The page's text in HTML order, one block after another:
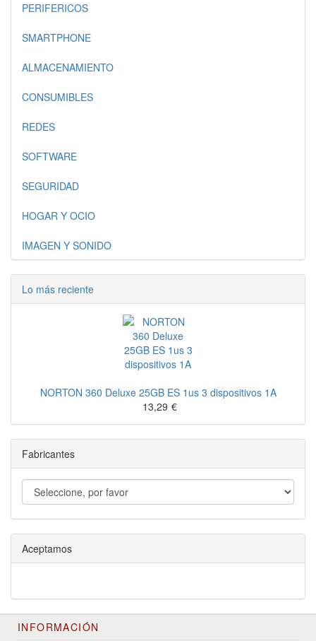
PERIFERICOS
SMARTPHONE
ALMACENAMIENTO
CONSUMIBLES
REDES
SOFTWARE
SEGURIDAD
HOGAR Y OCIO
IMAGEN Y SONIDO
Lo más reciente
NORTON 360 Deluxe 25GB ES 1us 3 dispositivos 1A
13,29 €
Fabricantes
Aceptamos
INFORMACIÓN